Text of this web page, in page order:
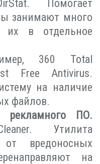
Помогает
занимают много
их в отдельное
360 Total
Free Antivirus.
на наличие
файлов.
рекламного ПО.
Утилита
от вредоносных
на